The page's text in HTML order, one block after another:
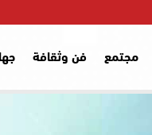
مجتمع فن وثقافة